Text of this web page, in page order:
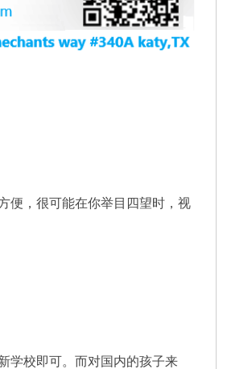
便，很可能在你举目四望时，视
学校即可。而对国内的孩子来